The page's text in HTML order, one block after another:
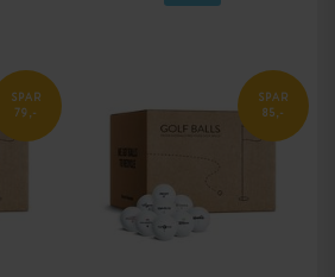
SPAR
79,-
SPAR
85,-